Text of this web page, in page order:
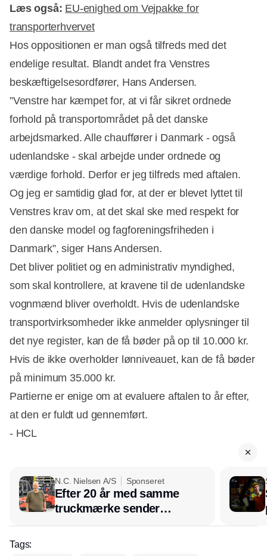
Læs også: EU-enighed om Vejpakke for
transporterhvervet
Hos oppositionen er man også tilfreds med det
endelige resultat. Blandt andet fra Venstres
beskæftigelsesordfører, Hans Andersen.
”Venstre har kæmpet for, at vi får sikret ordnede
forhold på transportområdet på det danske
arbejdsmarked. Alle chauffører i Danmark - også
udenlandske - skal arbejde under ordnede og
værdige forhold. Derfor er jeg tilfreds med aftalen.
Og jeg er samtidig glad for, at der er blevet lyttet til
Venstres krav om, at det skal ske med respekt for
den danske model og fagforeningsfriheden i
Danmark”, siger Hans Andersen.
Det bliver politiet og en administrativ myndighed,
som skal kontrollere, at kravene til de udenlandske
vognmænd bliver overholdt. Hvis de udenlandske
transportvirksomheder ikke anmelder oplysninger til
det nye register, kan de få bøder på op til 10.000 kr.
Hvis de ikke overholder lønniveauet, kan de få bøder
på minimum 35.000 kr.
Partierne er enige om at evaluere aftalen to år efter,
at den er fuldt ud gennemført.
- HCL
N.C. Nielsen A/S Sponseret
Efter 20 år med samme
truckmærke sender
lagerchef stafetten videre
Tags: